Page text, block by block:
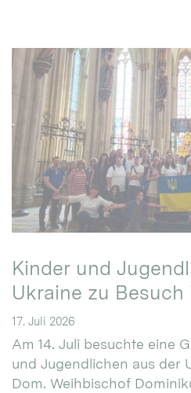
Kinder und
Ukraine zu Besuch
17. Juli 2026
Am 14. Juli besuchte eine
und Jugendlichen aus der
Dom. Weihbischof